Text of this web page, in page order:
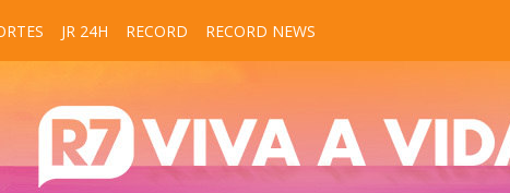
JR 24H RECORD RECORD NEWS